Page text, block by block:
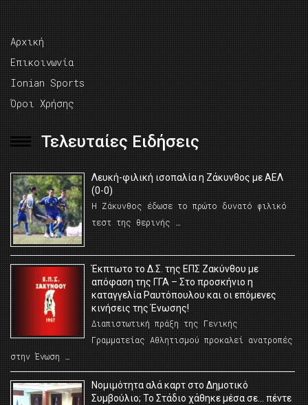
Αρχική
Επικοινωνία
Ionian Sports
Όροι Χρήσης
Τελευταίες Ειδήσεις
Λευκή-φιλική ισοπαλία η Ζάκυνθος με ΑΕΛ
(0-0)
Η Ζάκυνθος έδωσε το πρώτο δυνατό φιλικό
τεστ της θερινής …
Έκπτωτο το Δ.Σ. της ΕΠΣ Ζακύνθου με
απόφαση της ΓΓΑ – Στο προσκήνιο η
καταγγελία Ραυτόπουλου και οι επόμενες
κινήσεις της Ένωσης!
Διαπιστωτική πράξη της Γενικής
Γραμματείας Αθλητισμού προκαλεί ανατροπές
στην Ένωση …
Νομιμότητα αλά καρτ στο Δημοτικό
Συμβούλιο; Το Στάδιο χάθηκε μέσα σε… πέντε